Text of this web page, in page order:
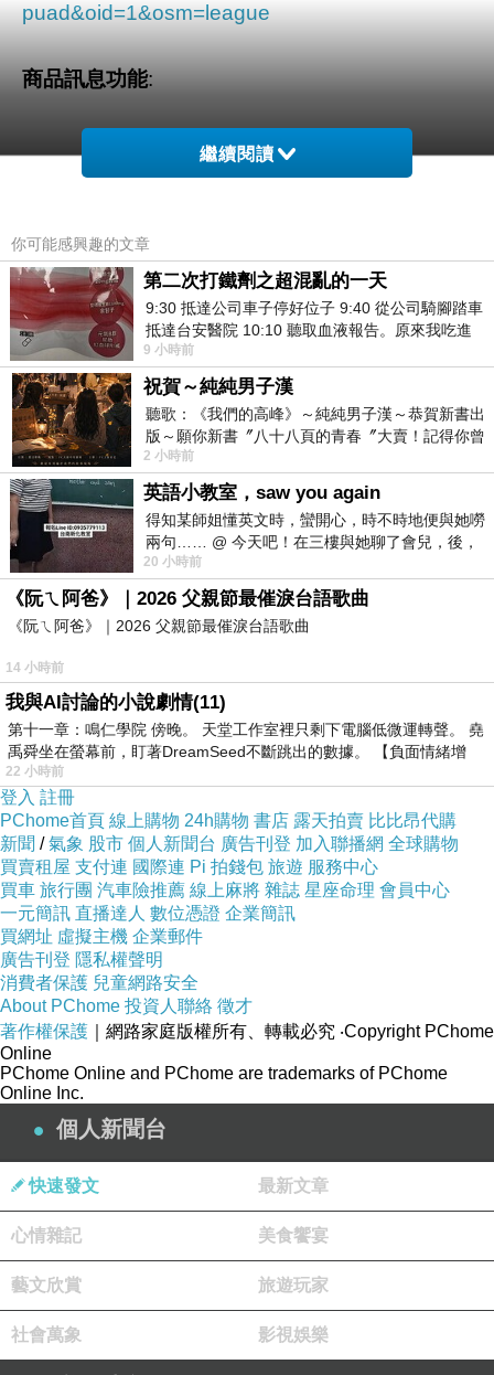
puad&oid=1&osm=league
商品訊息功能:
品號：1521785
專門為新生寶寶設計禮物的品牌
所有禮物都很獨特有個性
實用性佳又可愛
送禮或自用都很適合
商品訊息描述:
【BabyAspen】BA12012GR Ekko大象娃娃嬰
兒安撫巾 (彌月禮)
叢林裡最溫柔的動物ekko大象
跟著寶寶準備要去叢林裡探險囉~!
《貼心小叮嚀》
※商品領標及吊牌一經拆剪或損壞視同為缺件，恕無法受
繼續閱讀
你可能感興趣的文章
第二次打鐵劑之超混亂的一天
9:30 抵達公司車子停好位子 9:40 從公司騎腳踏車
抵達台安醫院 10:10 聽取血液報告。原來我吃進
去的 B12 彌可保並非沒有吸收而是超
9 小時前
祝賀～純純男子漢
聽歌：《我們的高峰》～純純男子漢～恭賀新書出
版～願你新書〞八十八頁的青春〞大賣！記得你曾
經在我的版留言…「好讚的圖^^感覺大家
2 小時前
英語小教室，saw you again
得知某師姐懂英文時，蠻開心，時不時地便與她嘮
兩句…… @ 今天吧！在三樓與她聊了會兒，後，
下二樓居然又撞到她，於是
20 小時前
《阮ㄟ阿爸》｜2026 父親節最催淚台語歌曲
《阮ㄟ阿爸》｜2026 父親節最催淚台語歌曲
14 小時前
我與AI討論的小說劇情(11)
第十一章：鳴仁學院 傍晚。 天堂工作室裡只剩下電腦低微運轉聲。 堯
禹舜坐在螢幕前，盯著DreamSeed不斷跳出的數據。 【負面情緒增
22 小時前
登入 註冊
PChome首頁 線上購物 24h購物 書店 露天拍賣 比比昂代購
新聞 /氣象 股市 個人新聞台 廣告刊登 加入聯播網 全球購物
買賣租屋 支付連 國際連 Pi 拍錢包 旅遊 服務中心
買車 旅行團 汽車險推薦 線上麻將 雜誌 星座命理 會員中心
一元簡訊 直播達人 數位憑證 企業簡訊
買網址 虛擬主機 企業郵件
廣告刊登 隱私權聲明
消費者保護 兒童網路安全
About PChome 投資人聯絡 徵才
著作權保護 ｜網路家庭版權所有、轉載必究 ‧Copyright PChome
Online
PChome Online and PChome are trademarks of PChome
Online Inc.
個人新聞台
快速發文 最新文章
心情雜記 美食饗宴
藝文欣賞 旅遊玩家
社會萬象 影視娛樂